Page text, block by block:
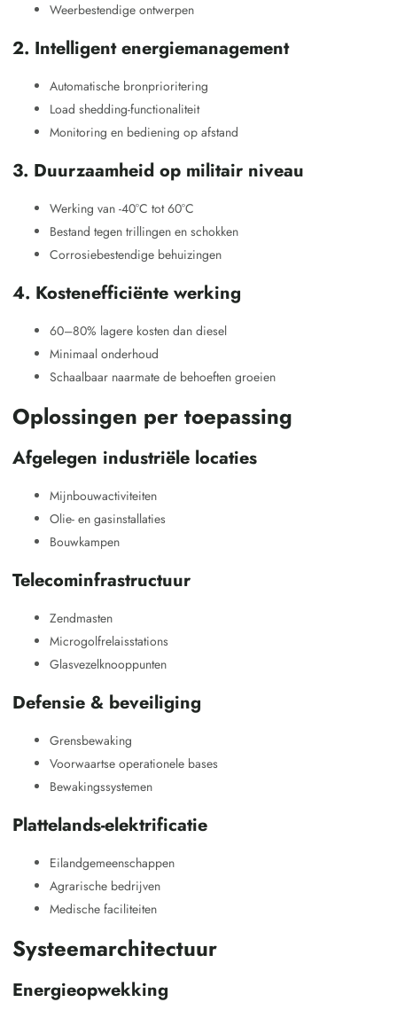
Weerbestendige ontwerpen
2. Intelligent energiemanagement
Automatische bronprioritering
Load shedding-functionaliteit
Monitoring en bediening op afstand
3. Duurzaamheid op militair niveau
Werking van -40°C tot 60°C
Bestand tegen trillingen en schokken
Corrosiebestendige behuizingen
4. Kostenefficiënte werking
60–80% lagere kosten dan diesel
Minimaal onderhoud
Schaalbaar naarmate de behoeften groeien
Oplossingen per toepassing
Afgelegen industriële locaties
Mijnbouwactiviteiten
Olie- en gasinstallaties
Bouwkampen
Telecominfrastructuur
Zendmasten
Microgolfrelaisstations
Glasvezelknooppunten
Defensie & beveiliging
Grensbewaking
Voorwaartse operationele bases
Bewakingssystemen
Plattelands-elektrificatie
Eilandgemeenschappen
Agrarische bedrijven
Medische faciliteiten
Systeemarchitectuur
Energieopwekking